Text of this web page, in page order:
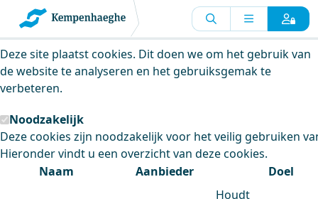
Kempenhaeghe maakt gebruik van
cookies
Deze site plaatst cookies. Dit doen we om het gebruik van
de website te analyseren en het gebruiksgemak te
verbeteren.
Noodzakelijk
Deze cookies zijn noodzakelijk voor het veilig gebruiken
Hieronder vindt u een overzicht van deze cookies.
Naam
Aanbieder Doel
Houdt